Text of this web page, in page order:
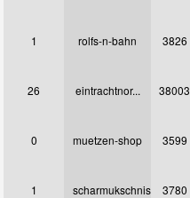
1 rolfs-n-bahn 3826
26 eintrachtnor... 38003
0 muetzen-shop 3599
1 scharmukschnis 3780